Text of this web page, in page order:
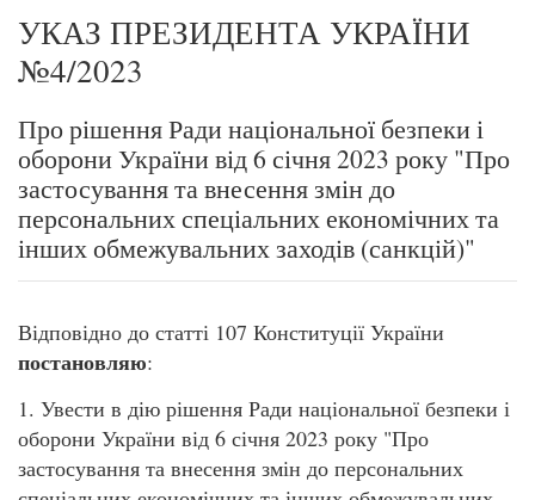
УКАЗ ПРЕЗИДЕНТА УКРАЇНИ
№4/2023
Про рішення Ради національної безпеки і
оборони України від 6 січня 2023 року "Про
застосування та внесення змін до
персональних спеціальних економічних та
інших обмежувальних заходів (санкцій)"
Відповідно до статті 107 Конституції України
постановляю:
1. Увести в дію рішення Ради національної безпеки і
оборони України від 6 січня 2023 року "Про
застосування та внесення змін до персональних